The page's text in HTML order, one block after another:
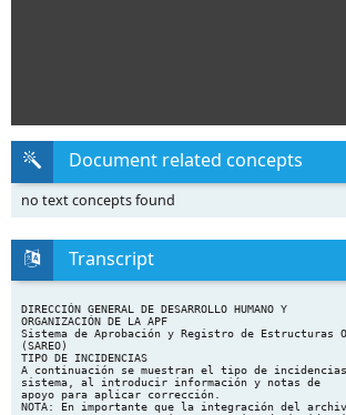
Document related concepts
no text concepts found
Transcript
DIRECCIÓN GENERAL DE DESARROLLO HUMANO Y
ORGANIZACIÓN DE LA APF
Sistema de Aprobación y Registro de Estructuras
(SAREO)
TIPO DE INCIDENCIAS
A continuación se muestran el tipo de
sistema, al introducir información y notas de
apoyo para aplicar corrección.
NOTA: En importante que la integración del